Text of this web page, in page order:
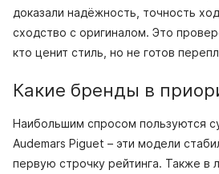
доказали надёжность, точность
сходство с оригиналом. Это
кто ценит стиль, но не готов
Какие бренды в
Наибольшим спросом пользуются
Audemars Piguet – эти модели
первую строчку рейтинга. Также в